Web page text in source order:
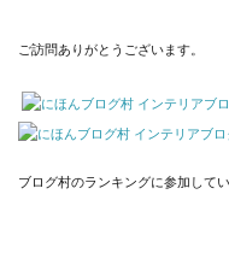
ご訪問ありがとうございます。
ブログ村のランキングに参加して